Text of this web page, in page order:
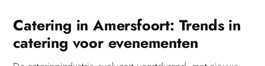
Catering in Amersfoort: Trends in
catering voor evenementen